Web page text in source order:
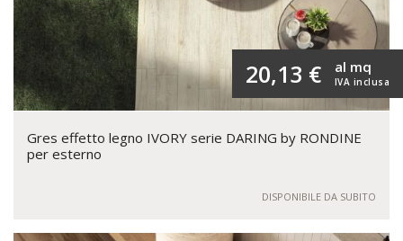
20,13 € IVA inclusa
al mq
Gres effetto legno IVORY serie DARING by RONDINE
per esterno
DISPONIBILE DA SUBITO